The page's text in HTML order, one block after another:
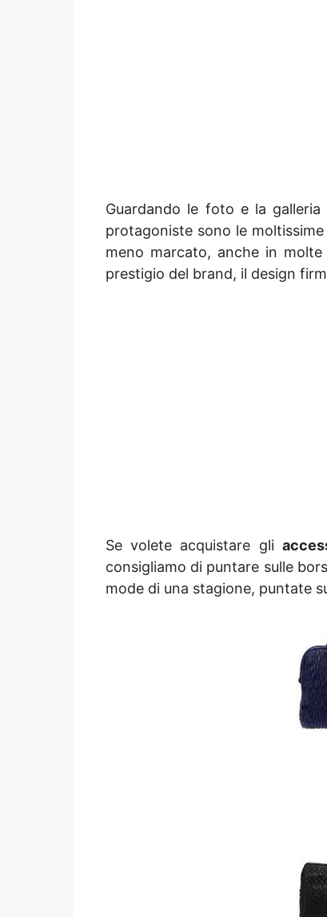
Guardando le foto e la
protagoniste sono le moltissime
meno marcato, anche in
prestigio del brand, il design
Se volete acquistare gli
consigliamo di puntare sulle
mode di una stagione, puntate